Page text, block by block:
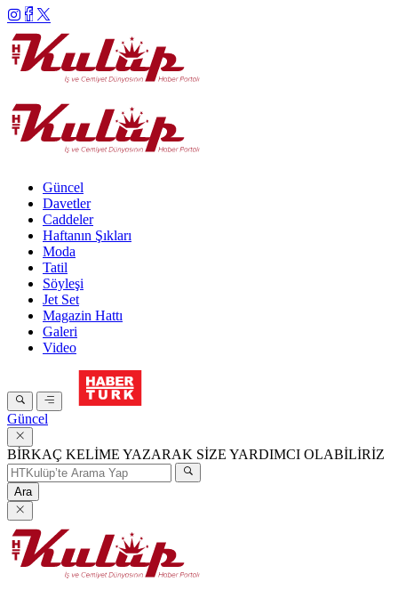
Güncel
Davetler
Caddeler
Haftanın Şıkları
Moda
Tatil
Söyleşi
Jet Set
Magazin Hattı
Galeri
Video
Güncel
BİRKAÇ KELİME YAZARAK SİZE YARDIMCI OLABİLİRİZ
Ara